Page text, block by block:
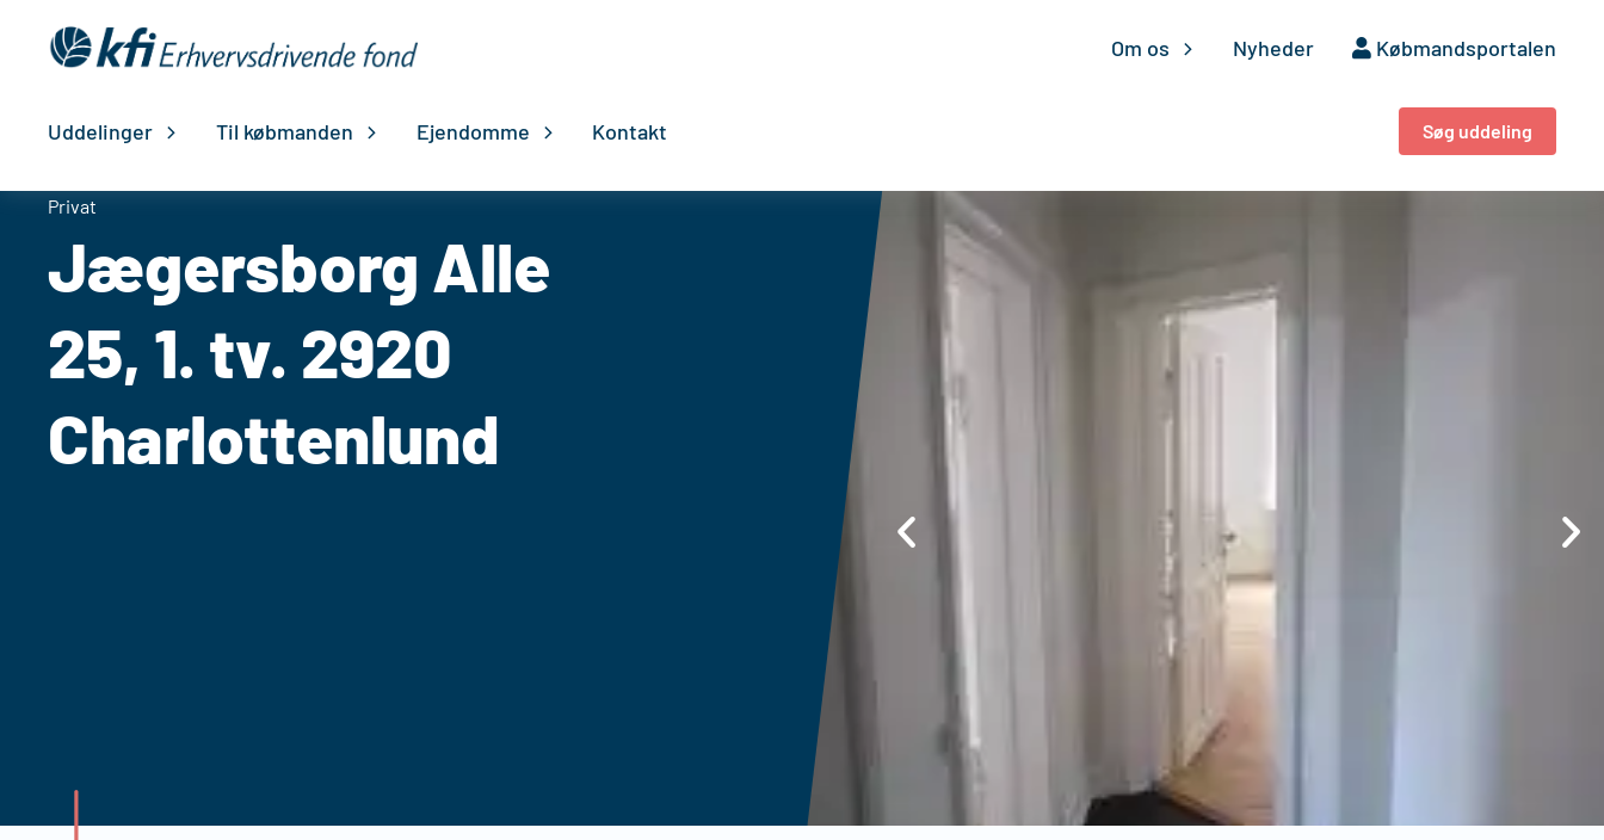
indholdet
Om os Nyheder Købmandsportalen
Uddelinger Til købmanden Ejendomme Kontakt Søg uddeling
Privat
Jægersborg Alle
25, 1. tv. 2920
Charlottenlund